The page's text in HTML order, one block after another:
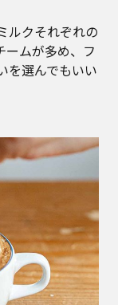
ルクそれぞれの
ームが多め、フ
を選んでもいい